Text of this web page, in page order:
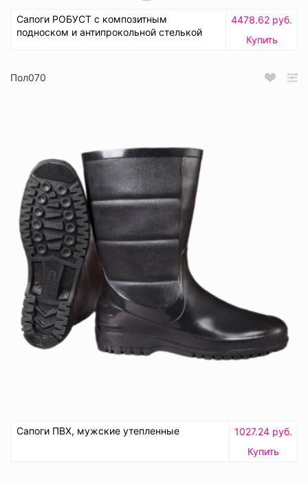
Сапоги РОБУСТ с композитным
подноском и антипрокольной стелькой
4478.62 руб.
Купить
Пол070
Сапоги ПВХ, мужские утепленные
1027.24 руб.
Купить